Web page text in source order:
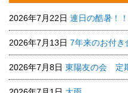
2026年7月22日 連日の酷暑！！
2026年7月13日 7年来のお付き
2026年7月8日 東陽友の会 定